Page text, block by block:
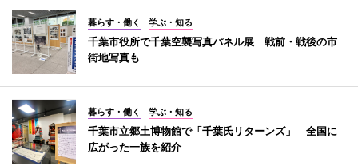
暮らす・働く 学ぶ・知る
千葉市役所で千葉空襲写真パネル展 戦前・戦後の市
街地写真も
暮らす・働く 学ぶ・知る
千葉市立郷土博物館で「千葉氏リターンズ」 全国に
広がった一族を紹介